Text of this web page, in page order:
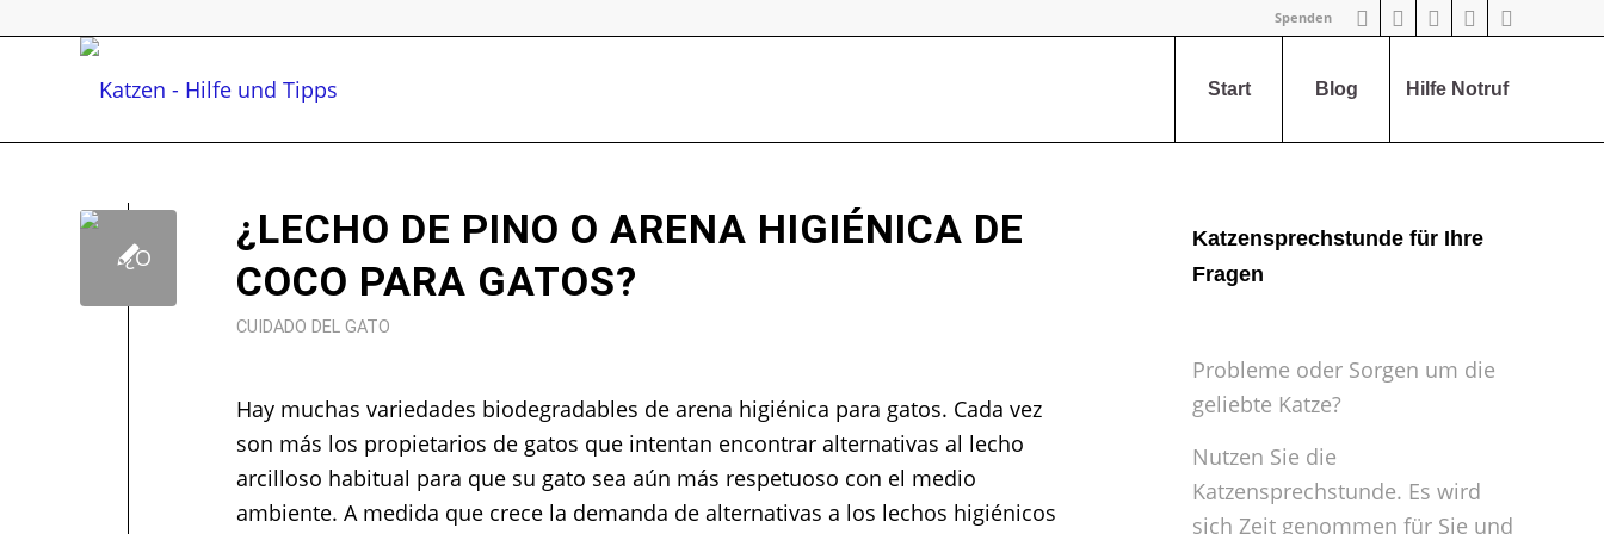
Spenden
Start Blog Hilfe Notruf
¿LECHO DE PINO O ARENA HIGIÉNICA DE
COCO PARA GATOS?
CUIDADO DEL GATO
Hay muchas variedades biodegradables de arena higiénica para gatos. Cada vez
son más los propietarios de gatos que intentan encontrar alternativas al lecho
arcilloso habitual para que su gato sea aún más respetuoso con el medio
ambiente. A medida que crece la demanda de alternativas a los lechos higiénicos
Katzensprechstunde für Ihre
Fragen
Probleme oder Sorgen um die
geliebte Katze?
Nutzen Sie die
Katzensprechstunde. Es wird
sich Zeit genommen für Sie und